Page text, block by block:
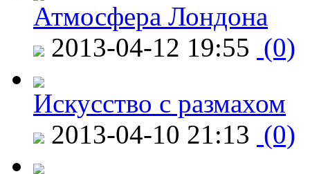
Атмосфера Лондона
2013-04-12 19:55 (0)
Искусство с размахом
2013-04-10 21:13 (0)